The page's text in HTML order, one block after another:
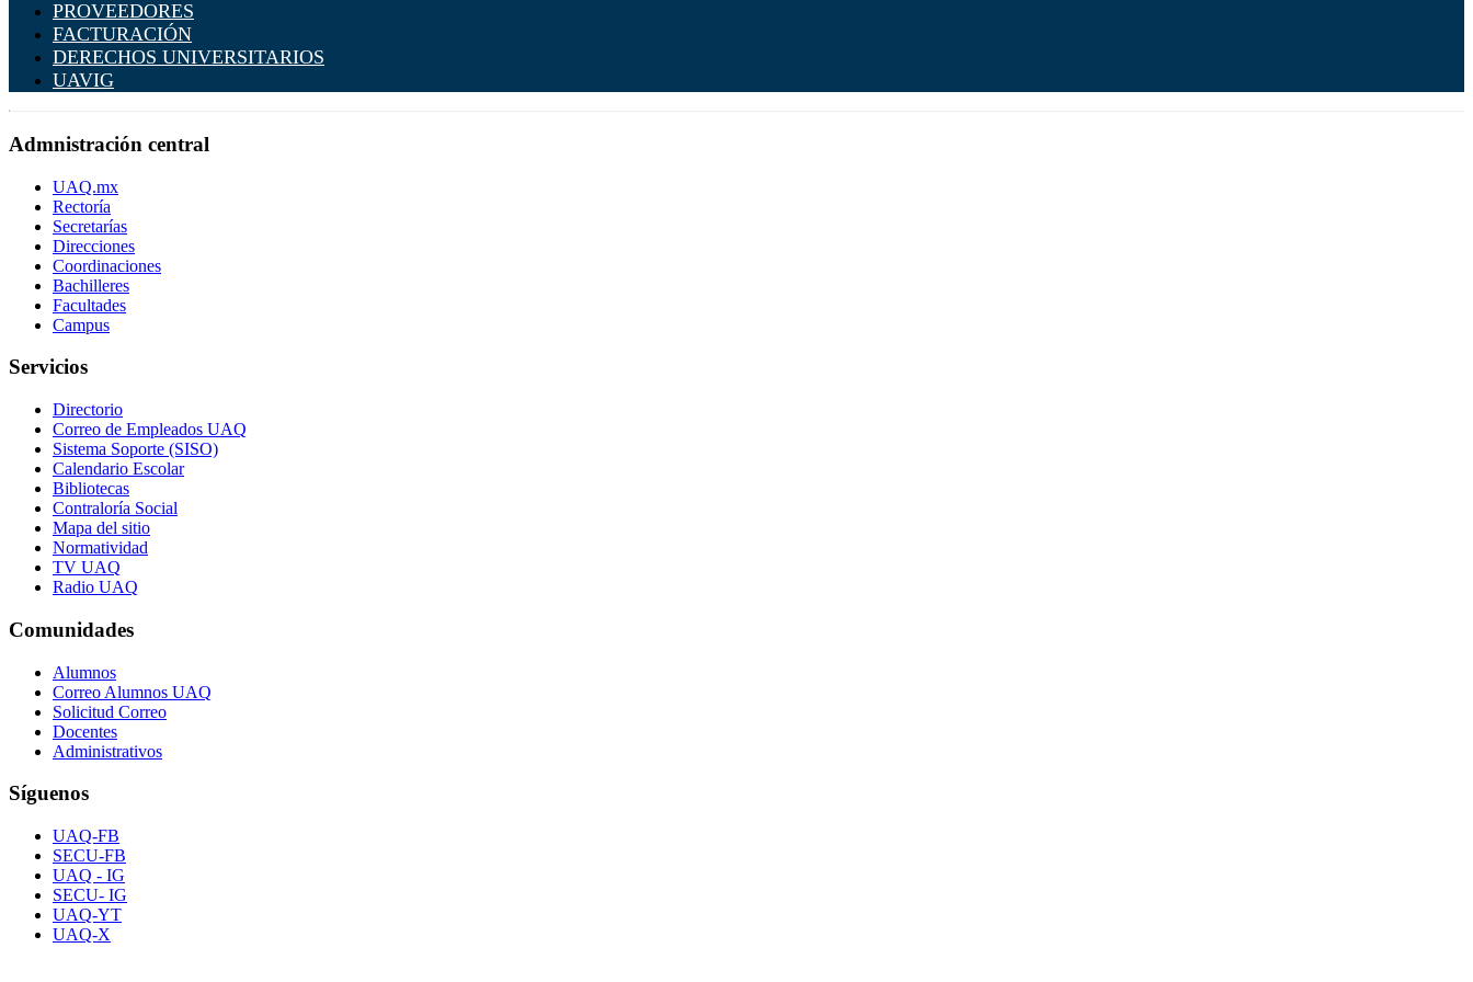
PROVEEDORES
FACTURACIÓN
DERECHOS UNIVERSITARIOS
UAVIG
Admnistración central
UAQ.mx
Rectoría
Secretarías
Direcciones
Coordinaciones
Bachilleres
Facultades
Campus
Servicios
Directorio
Correo de Empleados UAQ
Sistema Soporte (SISO)
Calendario Escolar
Bibliotecas
Contraloría Social
Mapa del sitio
Normatividad
TV UAQ
Radio UAQ
Comunidades
Alumnos
Correo Alumnos UAQ
Solicitud Correo
Docentes
Administrativos
Síguenos
UAQ-FB
SECU-FB
UAQ - IG
SECU- IG
UAQ-YT
UAQ-X